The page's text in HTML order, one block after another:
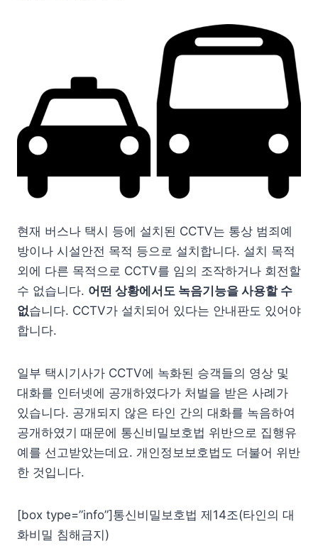
현재 버스나 택시 등에 설치된 CCTV는 통상 범죄예
방이나 시설안전 목적 등으로 설치합니다. 설치 목적
외에 다른 목적으로 CCTV를 임의 조작하거나 회전할
수 없습니다. 어떤 상황에서도 녹음기능을 사용할 수
없습니다. CCTV가 설치되어 있다는 안내판도 있어야
합니다.
일부 택시기사가 CCTV에 녹화된 승객들의 영상 및
대화를 인터넷에 공개하였다가 처벌을 받은 사례가
있습니다. 공개되지 않은 타인 간의 대화를 녹음하여
공개하였기 때문에 통신비밀보호법 위반으로 집행유
예를 선고받았는데요. 개인정보보호법도 더불어 위반
한 것입니다.
[box type=”info”]통신비밀보호법 제14조(타인의 대
화비밀 침해금지)